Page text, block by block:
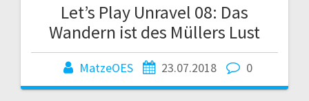
Let’s Play Unravel 08: Das
Wandern ist des Müllers Lust
MatzeOES 23.07.2018 0